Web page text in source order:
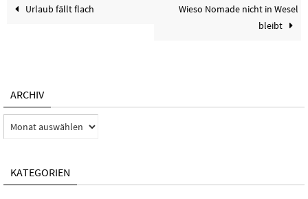
Urlaub fällt flach
Wieso Nomade nicht in Wesel
bleibt
ARCHIV
Archiv
KATEGORIEN